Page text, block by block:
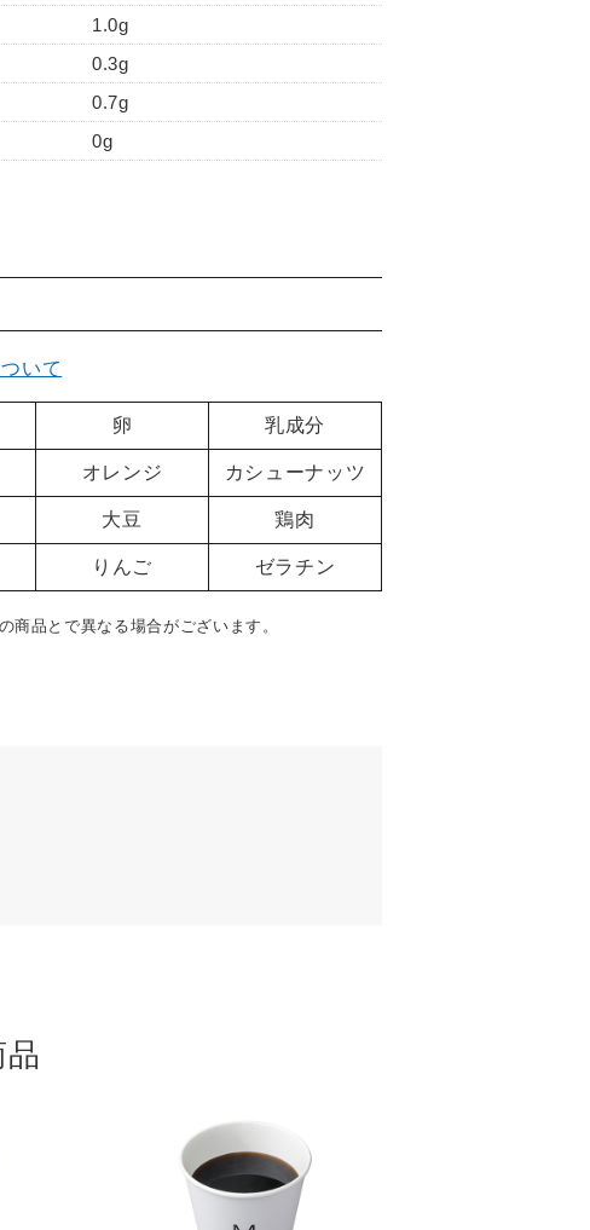
1.0g
0.3g
0.7g
0g
いて
卵 乳成分
オレンジ カシューナッツ
大豆 鶏肉
りんご ゼラチン
品とで異なる場合がございます。